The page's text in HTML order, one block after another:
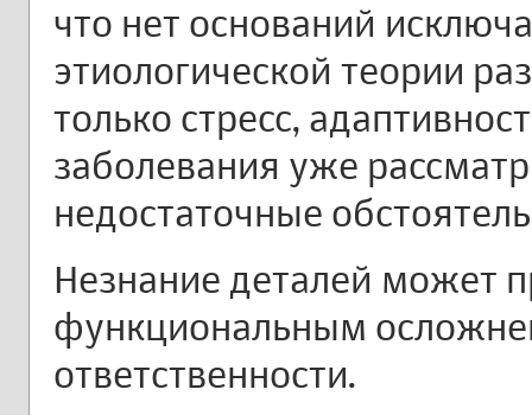
что нет оснований
этиологической теории
только стресс,
заболевания уже
недостаточные
Незнание деталей может
функциональным
ответственности.